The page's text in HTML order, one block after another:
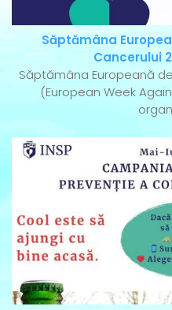
Săptămâna
Cancerului
Săptămâna Europeană
(European Week